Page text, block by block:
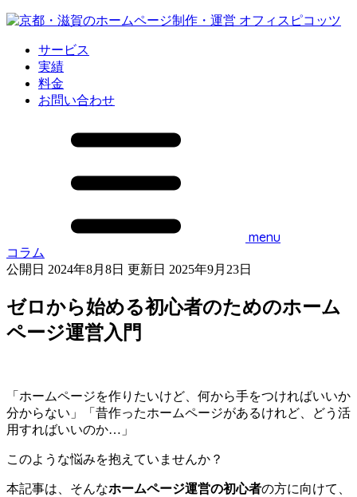
サービス
実績
料金
お問い合わせ
menu
コラム
公開日 2024年8月8日 更新日 2025年9月23日
ゼロから始める初心者のためのホーム
ページ運営入門
「ホームページを作りたいけど、何から手をつければいいか
分からない」「昔作ったホームページがあるけれど、どう活
用すればいいのか…」
このような悩みを抱えていませんか？
本記事は、そんなホームページ運営の初心者の方に向けて、